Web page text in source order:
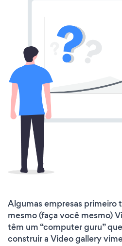
Algumas empresas primeiro
mesmo (faça você mesmo)
têm um “computer guru”
construir a Video gallery